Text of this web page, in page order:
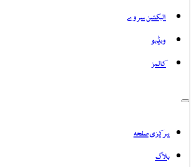
الیکشن سروے
ویڈیو
کالمز
مرکزی صفحہ
بلاگ